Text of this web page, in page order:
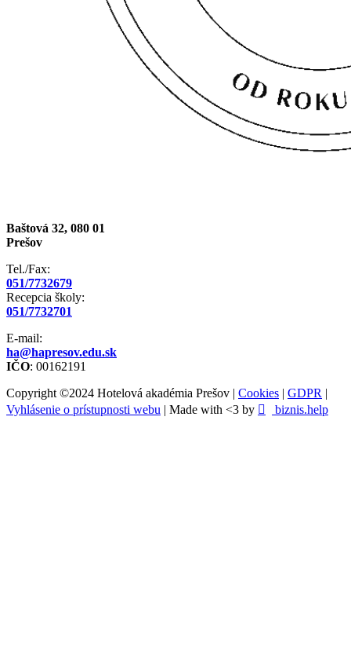
Baštová 32, 080 01
Prešov
Tel./Fax:
051/7732679
Recepcia školy:
051/7732701
E-mail:
ha@hapresov.edu.sk
IČO: 00162191
Copyright ©2024 Hotelová akadémia Prešov | Cookies | GDPR |
Vyhlásenie o prístupnosti webu | Made with <3 by biznis.help